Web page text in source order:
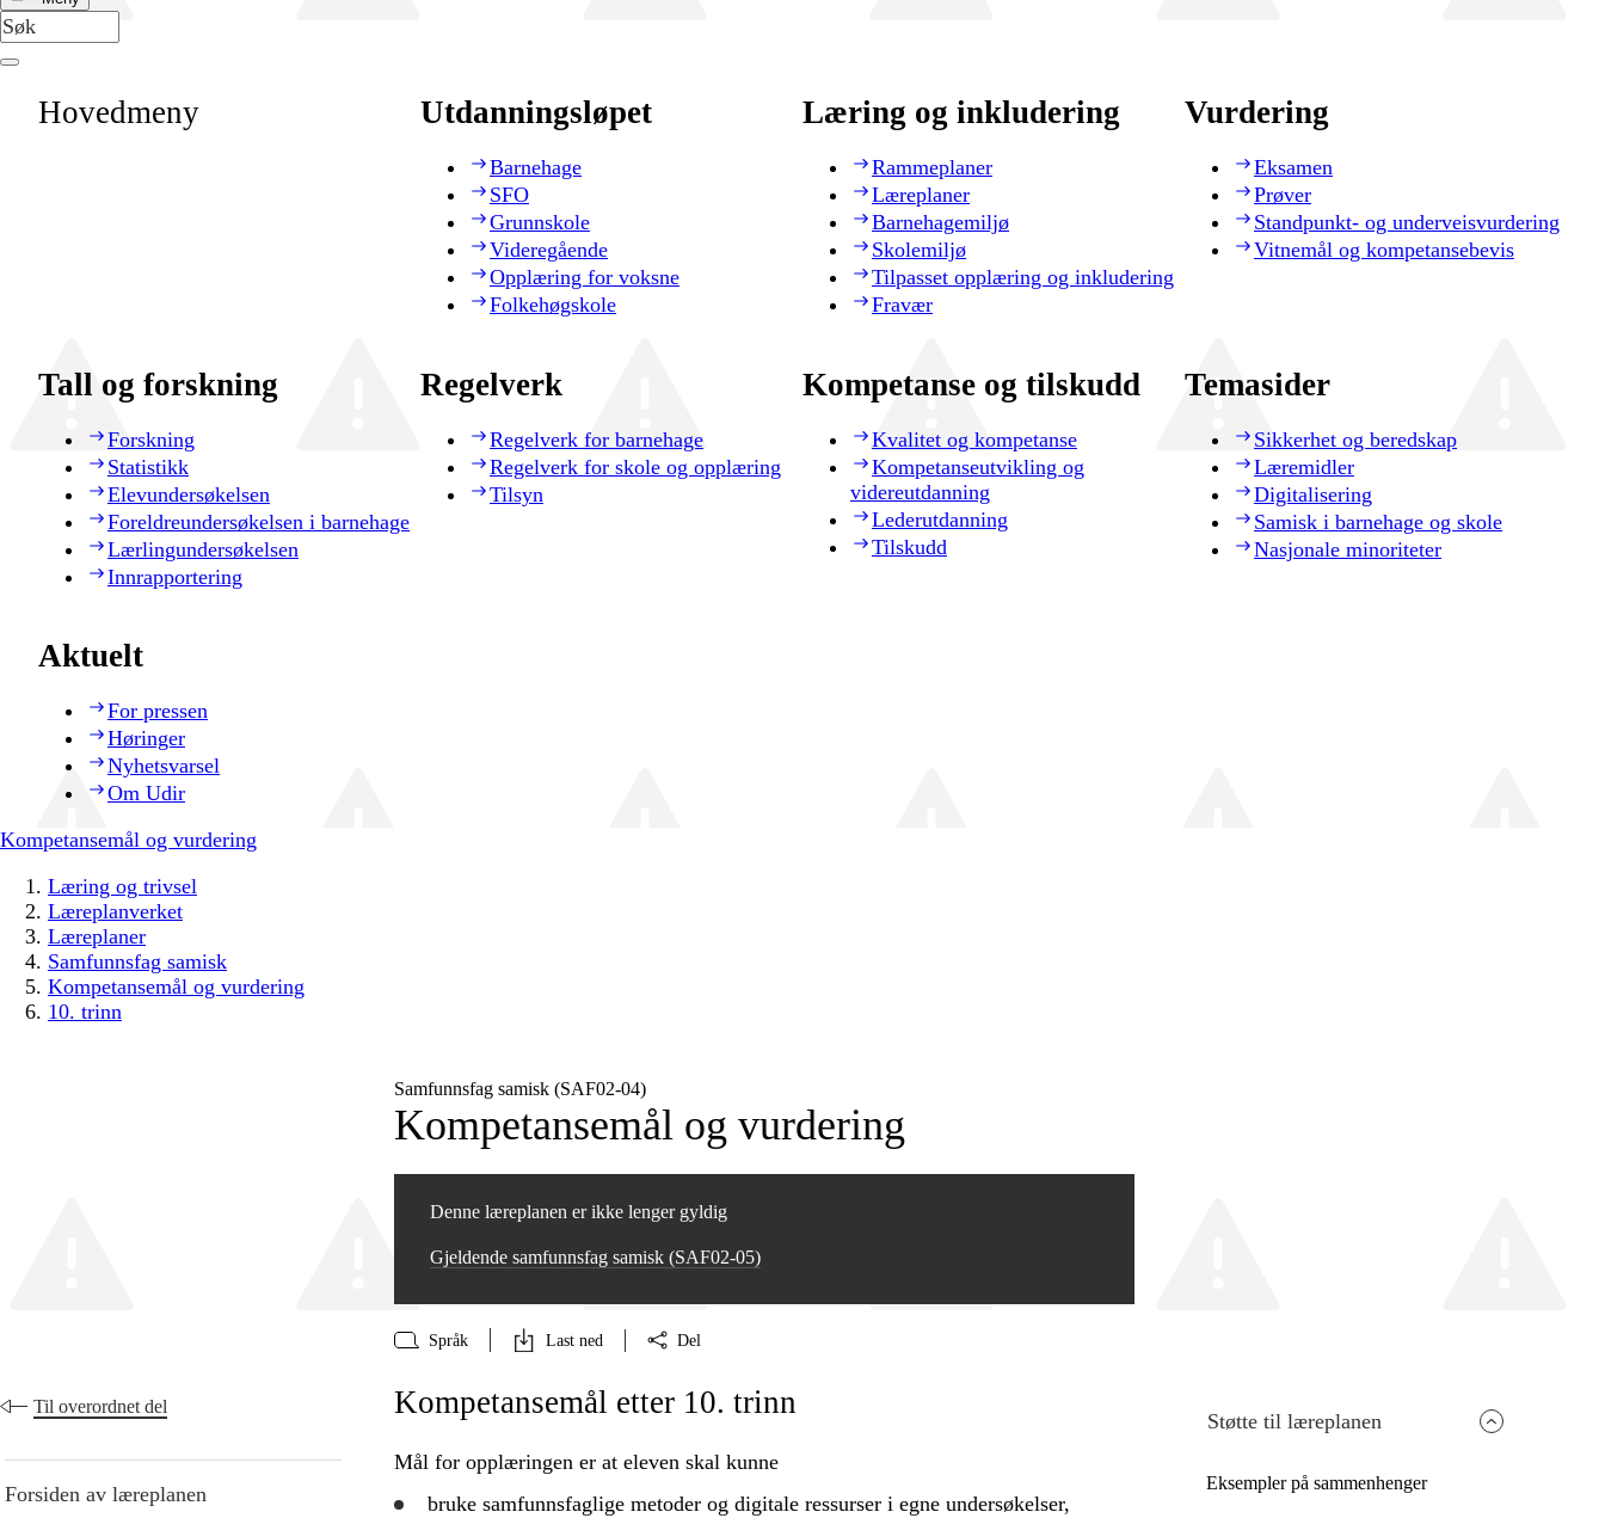
Hovedmeny Utdanningsløpet
Barnehage
SFO
Grunnskole
Videregående
Opplæring for voksne
Folkehøgskole
Læring og inkludering
Rammeplaner
Læreplaner
Barnehagemiljø
Skolemiljø
Tilpasset opplæring og inkludering
Fravær
Vurdering
Eksamen
Prøver
Standpunkt- og underveisvurdering
Vitnemål og kompetansebevis
Tall og forskning
Forskning
Statistikk
Elevundersøkelsen
Foreldreundersøkelsen i barnehage
Lærlingundersøkelsen
Innrapportering
Regelverk
Regelverk for barnehage
Regelverk for skole og opplæring
Tilsyn
Kompetanse og tilskudd
Kvalitet og kompetanse
Kompetanseutvikling og
videreutdanning
Lederutdanning
Tilskudd
Temasider
Sikkerhet og beredskap
Læremidler
Digitalisering
Samisk i barnehage og skole
Nasjonale minoriteter
Aktuelt
For pressen
Høringer
Nyhetsvarsel
Om Udir
Kompetansemål og vurdering
Læring og trivsel
Læreplanverket
Læreplaner
Samfunnsfag samisk
Kompetansemål og vurdering
10. trinn
Samfunnsfag samisk (SAF02‑04)
Kompetansemål og vurdering
Denne læreplanen er ikke lenger gyldig
Gjeldende samfunnsfag samisk (SAF02‑05)
Språk Last ned Del
Til overordnet del
Forsiden av læreplanen
Støtte til læreplanen
Eksempler på sammenhenger
Kompetansemål etter 10. trinn
Mål for opplæringen er at eleven skal kunne
brukesamfunnsfaglige metoder og digitale ressurser i egne undersøkelser,